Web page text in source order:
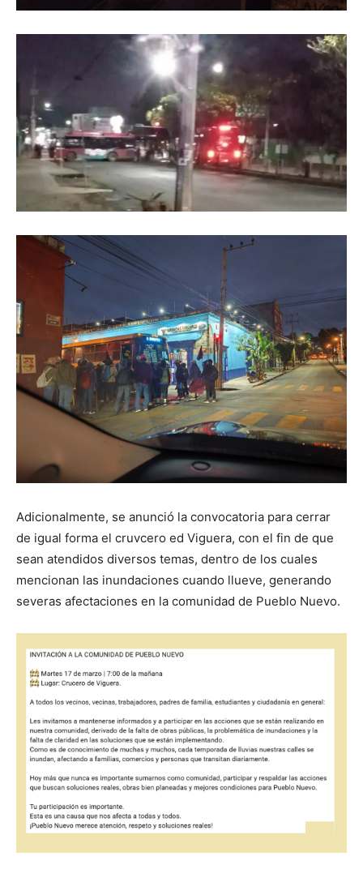
Adicionalmente, se anunció la convocatoria para cerrar
de igual forma el cruvcero ed Viguera, con el fin de que
sean atendidos diversos temas, dentro de los cuales
mencionan las inundaciones cuando llueve, generando
severas afectaciones en la comunidad de Pueblo Nuevo.